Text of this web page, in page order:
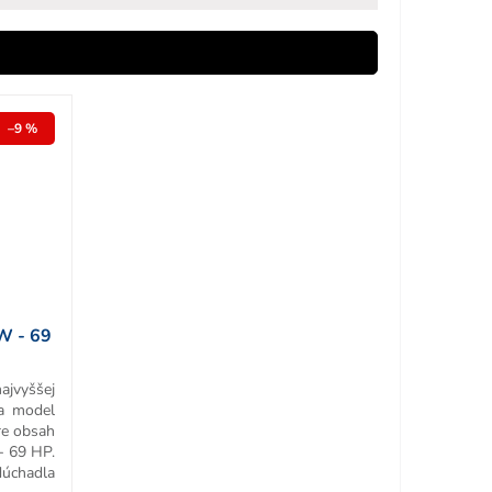
–9 %
- 69
model
obsah
69 HP.